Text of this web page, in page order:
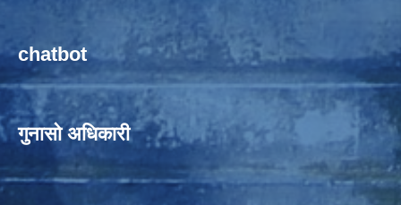
chatbot
गुनासो अधिकारी